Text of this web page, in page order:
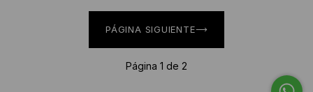
PÁGINA SIGUIENTE
Página 1 de 2